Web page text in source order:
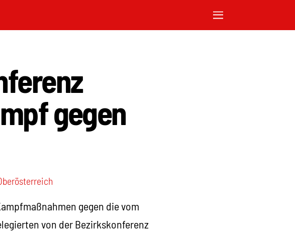
gegen
gegen die vom
von der Bezirkskonferenz